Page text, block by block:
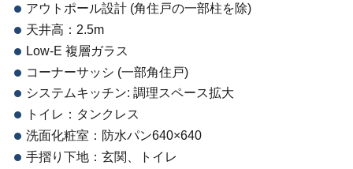
アウトポール設計 (角住戸の一部柱を除)
天井高：2.5m
Low-E 複層ガラス
コーナーサッシ (一部角住戸)
システムキッチン: 調理スペース拡大
トイレ：タンクレス
洗面化粧室：防水パン640×640
手摺り下地：玄関、トイレ